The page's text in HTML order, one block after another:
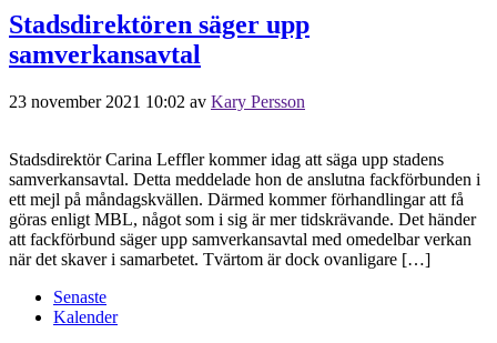
Stadsdirektören säger upp
samverkansavtal
23 november 2021 10:02 av Kary Persson
Stadsdirektör Carina Leffler kommer idag att säga upp stadens
samverkansavtal. Detta meddelade hon de anslutna fackförbunden i
ett mejl på måndagskvällen. Därmed kommer förhandlingar att få
göras enligt MBL, något som i sig är mer tidskrävande. Det händer
att fackförbund säger upp samverkansavtal med omedelbar verkan
när det skaver i samarbetet. Tvärtom är dock ovanligare […]
Senaste
Kalender